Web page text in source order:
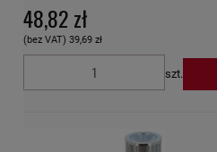
48,82 zł
(bez VAT) 39,69 zł
szt.